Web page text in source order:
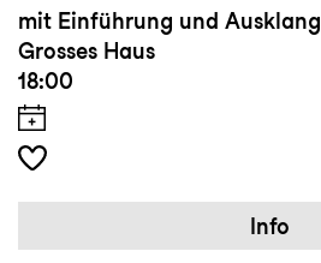
mit Einführung und Ausklang
Grosses Haus
18:00
Info